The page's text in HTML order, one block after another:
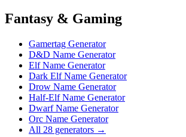
Fantasy & Gaming
Gamertag Generator
D&D Name Generator
Elf Name Generator
Dark Elf Name Generator
Drow Name Generator
Half-Elf Name Generator
Dwarf Name Generator
Orc Name Generator
All 28 generators →